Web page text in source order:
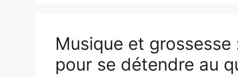
Musique et
pour se détendre au